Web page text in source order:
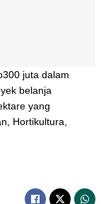
juta dalam
belanja
yang
Hortikultura,